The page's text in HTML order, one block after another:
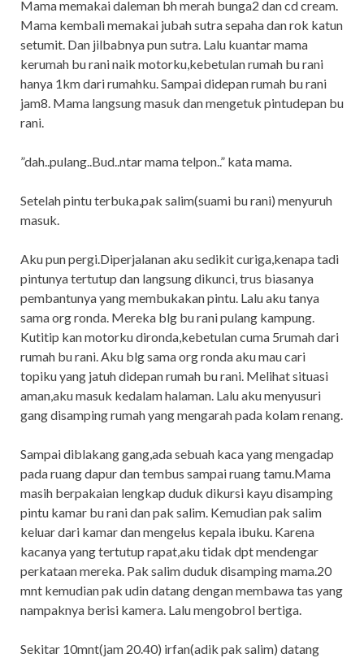
Mama memakai daleman bh merah bunga2 dan cd cream.
Mama kembali memakai jubah sutra sepaha dan rok katun
setumit. Dan jilbabnya pun sutra. Lalu kuantar mama
kerumah bu rani naik motorku,kebetulan rumah bu rani
hanya 1km dari rumahku. Sampai didepan rumah bu rani
jam8. Mama langsung masuk dan mengetuk pintudepan bu
rani.
”dah..pulang..Bud..ntar mama telpon..” kata mama.
Setelah pintu terbuka,pak salim(suami bu rani) menyuruh
masuk.
Aku pun pergi.Diperjalanan aku sedikit curiga,kenapa tadi
pintunya tertutup dan langsung dikunci, trus biasanya
pembantunya yang membukakan pintu. Lalu aku tanya
sama org ronda. Mereka blg bu rani pulang kampung.
Kutitip kan motorku dironda,kebetulan cuma 5rumah dari
rumah bu rani. Aku blg sama org ronda aku mau cari
topiku yang jatuh didepan rumah bu rani. Melihat situasi
aman,aku masuk kedalam halaman. Lalu aku menyusuri
gang disamping rumah yang mengarah pada kolam renang.
Sampai diblakang gang,ada sebuah kaca yang mengadap
pada ruang dapur dan tembus sampai ruang tamu.Mama
masih berpakaian lengkap duduk dikursi kayu disamping
pintu kamar bu rani dan pak salim. Kemudian pak salim
keluar dari kamar dan mengelus kepala ibuku. Karena
kacanya yang tertutup rapat,aku tidak dpt mendengar
perkataan mereka. Pak salim duduk disamping mama.20
mnt kemudian pak udin datang dengan membawa tas yang
nampaknya berisi kamera. Lalu mengobrol bertiga.
Sekitar 10mnt(jam 20.40) irfan(adik pak salim) datang